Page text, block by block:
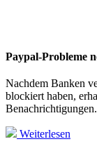
Paypal-Probleme
Nachdem Banken
blockiert haben,
Benachrichtigungen.
Weiterlesen